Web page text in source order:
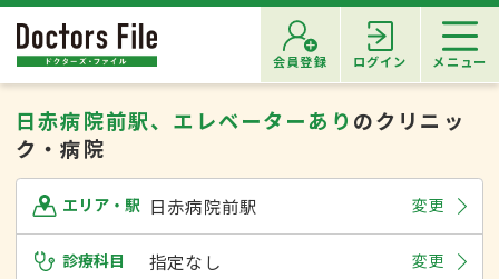
会員登録 ログイン メニュー
日赤病院前駅、エレベーターあり のクリニッ
ク・病院
エリア・駅 日赤病院前駅 変更
診療科目 指定なし 変更